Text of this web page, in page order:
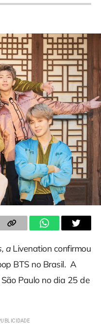
a Livenation confirmou
BTS no Brasil. A
Paulo no dia 25 de